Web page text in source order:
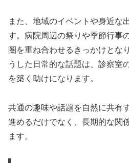
また、地域のイベントや身近な
す。病院周辺の祭りや季節行事
圏を重ね合わせるきっかけとな
うした日常的な話題は、診察室
を築く助けになります。
共通の趣味や話題を自然に共有
進めるだけでなく、長期的な関
ます。